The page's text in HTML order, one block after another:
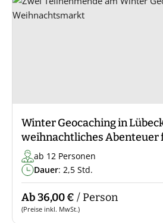
Winter Geocaching in
weihnachtliches Abenteuer
ab 12 Personen
Dauer: 2,5 Std.
Ab 36,00 € / Person
(Preise inkl. MwSt.)